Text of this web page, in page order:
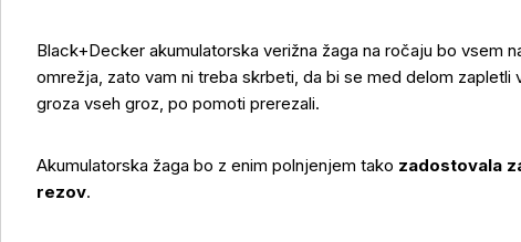
Black+Decker akumulatorska verižna žaga na ročaju bo vsem
omrežja, zato vam ni treba skrbeti, da bi se med delom zapletli
groza vseh groz, po pomoti prerezali.
Akumulatorska žaga bo z enim polnjenjem tako zadostovala
rezov.